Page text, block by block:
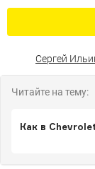
Сергей
Читайте на тему:
Как в